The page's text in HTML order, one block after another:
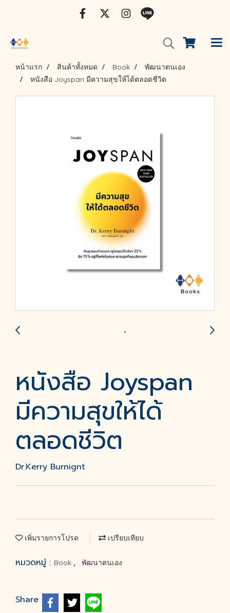
หน้าแรก สินค้าทั้งหมด Book
พัฒนาตนเอง
หนังสือ Joyspan มีความสุขให้ได้ตลอดชีวิต
หนังสือ Joyspan
มีความสุขให้ได้
ตลอดชีวิต
Dr.Kerry Burnignt
เพิ่มรายการโปรด เปรียบเทียบ
หมวดหมู่ : Book , พัฒนาตนเอง
Share